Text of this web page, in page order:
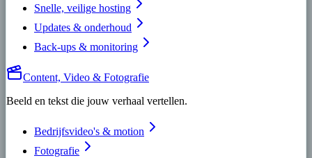
Snelle, veilige hosting
Updates & onderhoud
Back-ups & monitoring
Content, Video & Fotografie
Beeld en tekst die jouw verhaal vertellen.
Bedrijfsvideo's & motion
Fotografie